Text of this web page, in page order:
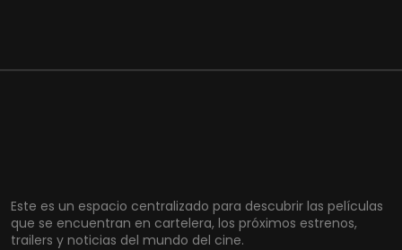
Este es un espacio centralizado para descubrir las películas
que se encuentran en cartelera, los próximos estrenos,
trailers y noticias del mundo del cine.